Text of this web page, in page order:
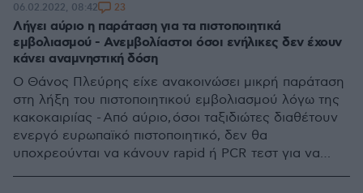
Λήγει αύριο η παράταση για τα πιστοποιητικά
εμβολιασμού - Ανεμβολίαστοι όσοι ενήλικες δεν έχουν
κάνει αναμνηστική δόση
Ο Θάνος Πλεύρης είχε ανακοινώσει μικρή παράταση
στη λήξη του πιστοποιητικού εμβολιασμού λόγω της
κακοκαιριίας - Από αύριο, όσοι ταξιδιώτες διαθέτουν
ενεργό ευρωπαϊκό πιστοποιητικό, δεν θα
υποχρεούνται να κάνουν rapid ή PCR τεστ για να
06.02.2022, 08:42 23